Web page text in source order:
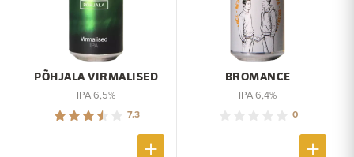
PÕHJALA VIRMALISED
IPA 6,5%
7.3
BROMANCE
IPA 6,4%
0